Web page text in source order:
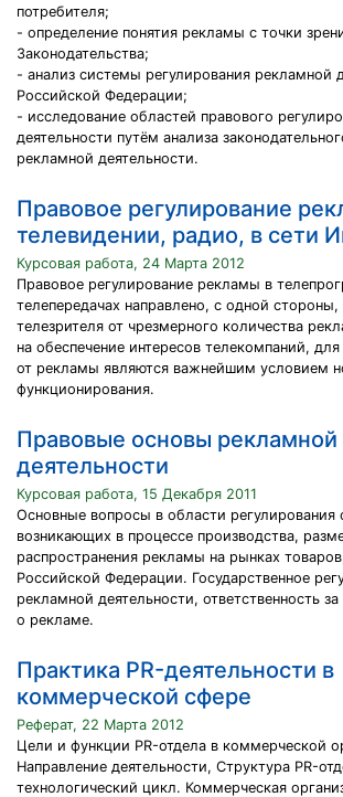
потребителя;
- определение понятия рекламы с точки
Законодательства;
- анализ системы регулирования рекламной
Российской Федерации;
- исследование областей правового
деятельности путём анализа
рекламной деятельности.
Правовое регулирование
телевидении, радио, в сети
Курсовая работа, 24 Марта 2012
Правовое регулирование рекламы в
телепередачах направлено, с одной стороны,
телезрителя от чрезмерного количества
на обеспечение интересов телекомпаний,
от рекламы являются важнейшим условием
функционирования.
Правовые основы рекламной
деятельности
Курсовая работа, 15 Декабря 2011
Основные вопросы в области регулирования
возникающих в процессе производства,
распространения рекламы на рынках
Российской Федерации. Государственное
рекламной деятельности, ответственность
о рекламе.
Практика PR-деятельности в
коммерческой сфере
Реферат, 22 Марта 2012
Цели и функции PR-отдела в коммерческой
Направление деятельности, Структура PR-
технологический цикл. Коммерческая